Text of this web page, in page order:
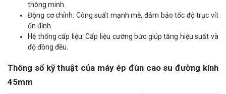
thông minh.
Động cơ chính: Công suất mạnh mẽ, đảm bảo tốc độ trục vít
ổn định.
Hệ thống cấp liệu: Cấp liệu cưỡng bức giúp tăng hiệu suất và
độ đồng đều.
Thông số kỹ thuật của máy ép đùn cao su đường kính
45mm